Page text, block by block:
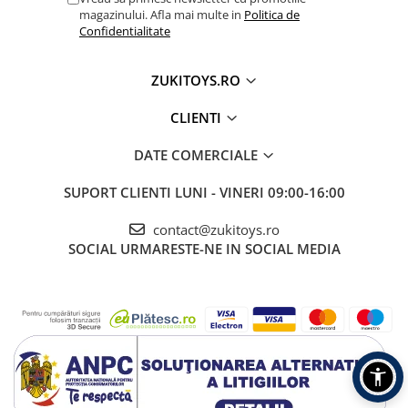
magazinului. Afla mai multe in Politica de
Confidentialitate
ZUKITOYS.RO
CLIENTI
DATE COMERCIALE
SUPORT CLIENTI LUNI - VINERI 09:00-16:00
contact@zukitoys.ro
SOCIAL URMARESTE-NE IN SOCIAL MEDIA